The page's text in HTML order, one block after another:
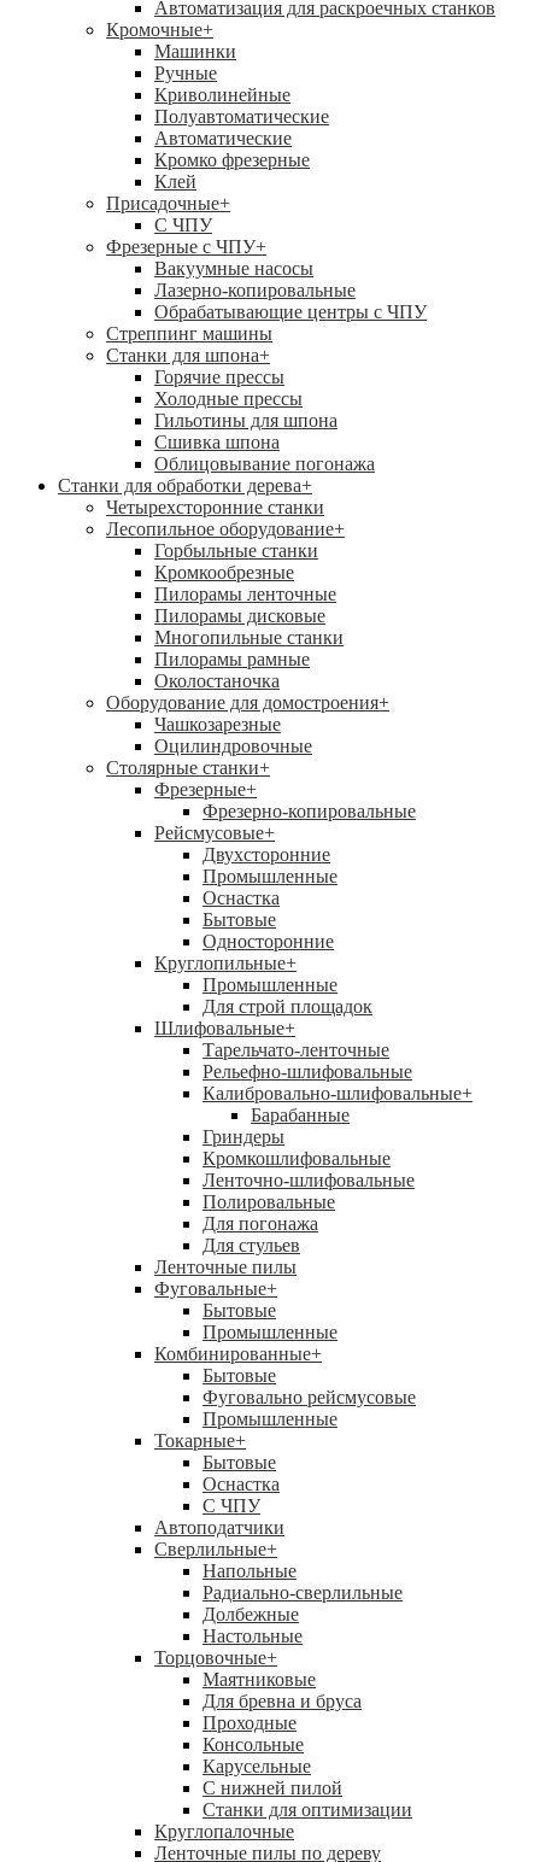
Автоматизация для раскроечных станков
Кромочные+
Машинки
Ручные
Криволинейные
Полуавтоматические
Автоматические
Кромко фрезерные
Клей
Присадочные+
С ЧПУ
Фрезерные с ЧПУ+
Вакуумные насосы
Лазерно-копировальные
Обрабатывающие центры с ЧПУ
Стреппинг машины
Станки для шпона+
Горячие прессы
Холодные прессы
Гильотины для шпона
Сшивка шпона
Облицовывание погонажа
Станки для обработки дерева+
Четырехсторонние станки
Лесопильное оборудование+
Горбыльные станки
Кромкообрезные
Пилорамы ленточные
Пилорамы дисковые
Многопильные станки
Пилорамы рамные
Околостаночка
Оборудование для домостроения+
Чашкозарезные
Оцилиндровочные
Столярные станки+
Фрезерные+
Фрезерно-копировальные
Рейсмусовые+
Двухсторонние
Промышленные
Оснастка
Бытовые
Односторонние
Круглопильные+
Промышленные
Для строй площадок
Шлифовальные+
Тарельчато-ленточные
Рельефно-шлифовальные
Калибровально-шлифовальные+
Барабанные
Гриндеры
Кромкошлифовальные
Ленточно-шлифовальные
Полировальные
Для погонажа
Для стульев
Ленточные пилы
Фуговальные+
Бытовые
Промышленные
Комбинированные+
Бытовые
Фуговально рейсмусовые
Промышленные
Токарные+
Бытовые
Оснастка
С ЧПУ
Автоподатчики
Сверлильные+
Напольные
Радиально-сверлильные
Долбежные
Настольные
Торцовочные+
Маятниковые
Для бревна и бруса
Проходные
Консольные
Карусельные
С нижней пилой
Станки для оптимизации
Круглопалочные
Ленточные пилы по дереву